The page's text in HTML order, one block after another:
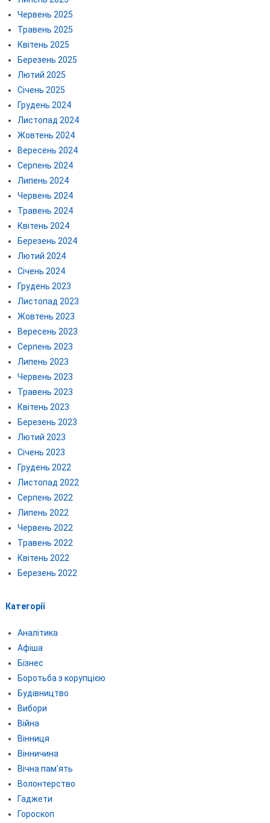
Червень 2025
Травень 2025
Квітень 2025
Березень 2025
Лютий 2025
Січень 2025
Грудень 2024
Листопад 2024
Жовтень 2024
Вересень 2024
Серпень 2024
Липень 2024
Червень 2024
Травень 2024
Квітень 2024
Березень 2024
Лютий 2024
Січень 2024
Грудень 2023
Листопад 2023
Жовтень 2023
Вересень 2023
Серпень 2023
Липень 2023
Червень 2023
Травень 2023
Квітень 2023
Березень 2023
Лютий 2023
Січень 2023
Грудень 2022
Листопад 2022
Серпень 2022
Липень 2022
Червень 2022
Травень 2022
Квітень 2022
Березень 2022
Категорії
Аналітика
Афіша
Бізнес
Боротьба з корупцією
Будівництво
Вибори
Війна
Вінниця
Вінничина
Вічна пам'ять
Волонтерство
Гаджети
Гороскоп